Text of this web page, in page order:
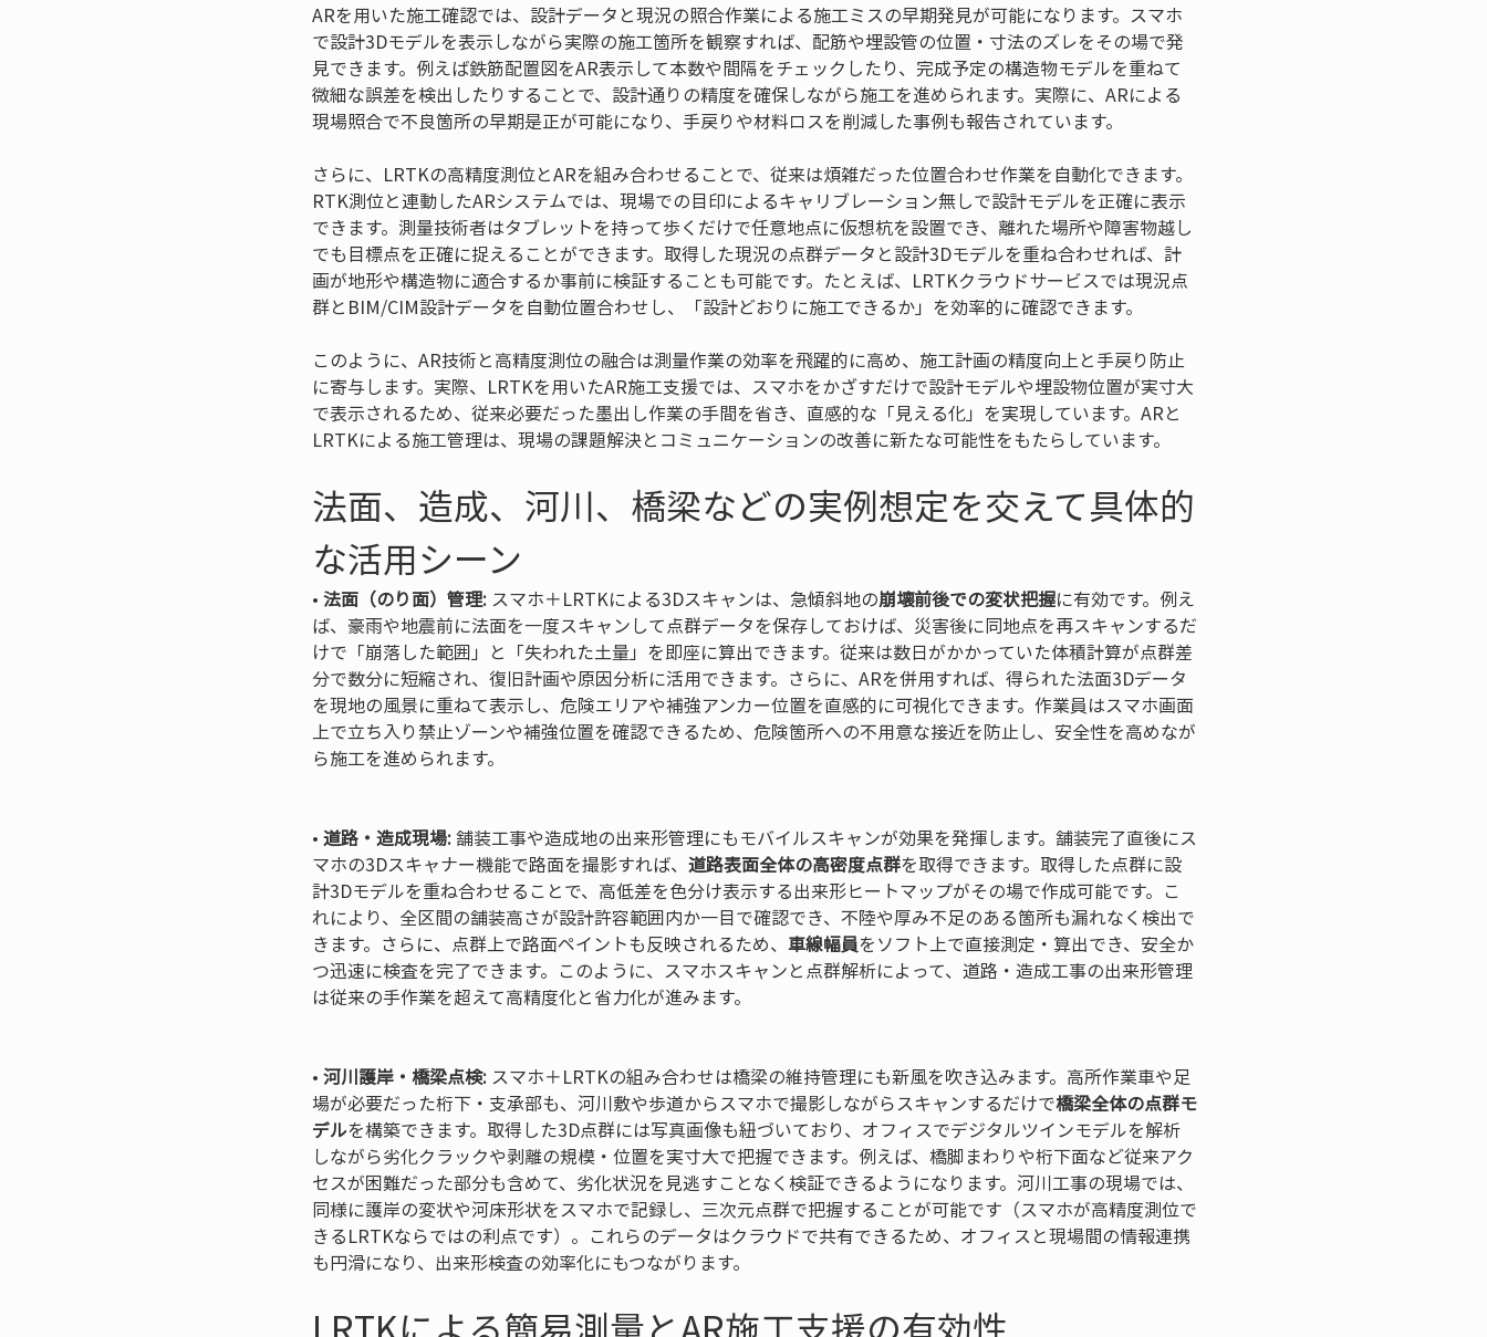
ARを用いた施工確認では、設計データと現況の照合作業による施工ミスの早期発見が可能になります。スマホ
で設計3Dモデルを表示しながら実際の施工箇所を観察すれば、配筋や埋設管の位置・寸法のズレをその場で発
見できます。例えば鉄筋配置図をAR表示して本数や間隔をチェックしたり、完成予定の構造物モデルを重ねて
微細な誤差を検出したりすることで、設計通りの精度を確保しながら施工を進められます。実際に、ARによる
現場照合で不良箇所の早期是正が可能になり、手戻りや材料ロスを削減した事例も報告されています。
さらに、LRTKの高精度測位とARを組み合わせることで、従来は煩雑だった位置合わせ作業を自動化できます。
RTK測位と連動したARシステムでは、現場での目印によるキャリブレーション無しで設計モデルを正確に表示
できます。測量技術者はタブレットを持って歩くだけで任意地点に仮想杭を設置でき、離れた場所や障害物越し
でも目標点を正確に捉えることができます。取得した現況の点群データと設計3Dモデルを重ね合わせれば、計
画が地形や構造物に適合するか事前に検証することも可能です。たとえば、LRTKクラウドサービスでは現況点
群とBIM/CIM設計データを自動位置合わせし、「設計どおりに施工できるか」を効率的に確認できます。
このように、AR技術と高精度測位の融合は測量作業の効率を飛躍的に高め、施工計画の精度向上と手戻り防止
に寄与します。実際、LRTKを用いたAR施工支援では、スマホをかざすだけで設計モデルや埋設物位置が実寸大
で表示されるため、従来必要だった墨出し作業の手間を省き、直感的な「見える化」を実現しています。ARと
LRTKによる施工管理は、現場の課題解決とコミュニケーションの改善に新たな可能性をもたらしています。
法面、造成、河川、橋梁などの実例想定を交えて具体的
な活用シーン
• 法面（のり面）管理: スマホ＋LRTKによる3Dスキャンは、急傾斜地の崩壊前後での変状把握に有効です。例え
ば、豪雨や地震前に法面を一度スキャンして点群データを保存しておけば、災害後に同地点を再スキャンするだ
けで「崩落した範囲」と「失われた土量」を即座に算出できます。従来は数日がかかっていた体積計算が点群差
分で数分に短縮され、復旧計画や原因分析に活用できます。さらに、ARを併用すれば、得られた法面3Dデータ
を現地の風景に重ねて表示し、危険エリアや補強アンカー位置を直感的に可視化できます。作業員はスマホ画面
上で立ち入り禁止ゾーンや補強位置を確認できるため、危険箇所への不用意な接近を防止し、安全性を高めなが
ら施工を進められます。
• 道路・造成現場: 舗装工事や造成地の出来形管理にもモバイルスキャンが効果を発揮します。舗装完了直後にス
マホの3Dスキャナー機能で路面を撮影すれば、 道路表面全体の高密度点群を取得できます。取得した点群に設
計3Dモデルを重ね合わせることで、高低差を色分け表示する出来形ヒートマップがその場で作成可能です。こ
れにより、全区間の舗装高さが設計許容範囲内か一目で確認でき、不陸や厚み不足のある箇所も漏れなく検出で
きます。さらに、点群上で路面ペイントも反映されるため、 車線幅員をソフト上で直接測定・算出でき、安全か
つ迅速に検査を完了できます。このように、スマホスキャンと点群解析によって、道路・造成工事の出来形管理
は従来の手作業を超えて高精度化と省力化が進みます。
• 河川護岸・橋梁点検: スマホ＋LRTKの組み合わせは橋梁の維持管理にも新風を吹き込みます。高所作業車や足
場が必要だった桁下・支承部も、河川敷や歩道からスマホで撮影しながらスキャンするだけで橋梁全体の点群モ
デルを構築できます。取得した3D点群には写真画像も紐づいており、オフィスでデジタルツインモデルを解析
しながら劣化クラックや剥離の規模・位置を実寸大で把握できます。例えば、橋脚まわりや桁下面など従来アク
セスが困難だった部分も含めて、劣化状況を見逃すことなく検証できるようになります。河川工事の現場では、
同様に護岸の変状や河床形状をスマホで記録し、三次元点群で把握することが可能です（スマホが高精度測位で
きるLRTKならではの利点です）。これらのデータはクラウドで共有できるため、オフィスと現場間の情報連携
も円滑になり、出来形検査の効率化にもつながります。